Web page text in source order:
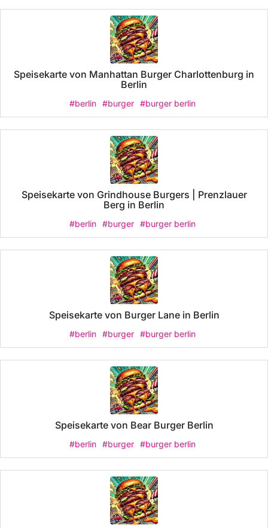
Speisekarte von Manhattan Burger Charlottenburg in
Berlin
#berlin #burger #burger berlin
Speisekarte von Grindhouse Burgers | Prenzlauer
Berg in Berlin
#berlin #burger #burger berlin
Speisekarte von Burger Lane in Berlin
#berlin #burger #burger berlin
Speisekarte von Bear Burger Berlin
#berlin #burger #burger berlin